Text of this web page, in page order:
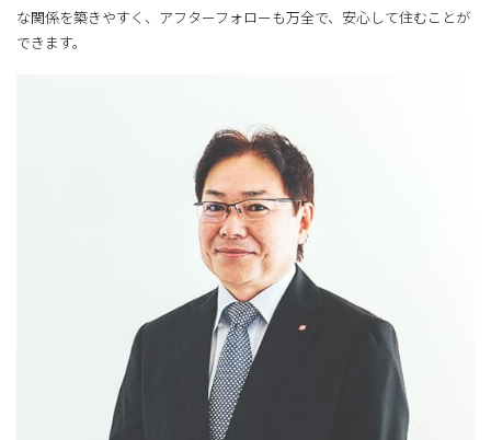
な関係を築きやすく、アフターフォローも万全で、安心して住むことが
できます。